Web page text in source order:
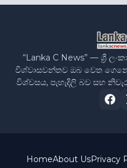
“Lanka C News” — ශ්‍රී
විශ්වාසවන්තව ඔබ වෙත
විශ්වසය, පැහැදිලි බව සහ
HomeAbout UsPrivacy